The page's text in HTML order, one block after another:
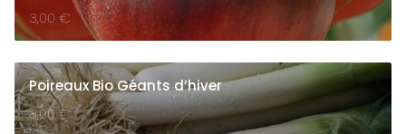
3,00 €
Poireaux Bio Géants d’hiver
3,00€